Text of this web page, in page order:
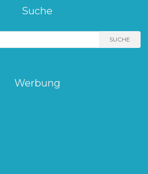
Suche
SUCHE
Werbung